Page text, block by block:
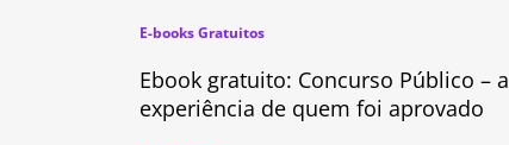
E-books Gratuitos
Ebook gratuito: Concurso Público – a
experiência de quem foi aprovado